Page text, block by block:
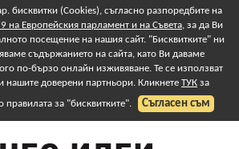
бисквитки (Cookies), съгласно разпоредбите на
на Европейския парламент и на Съвета, за да Ви
посещение на нашия сайт. "Бисквитките" ни
съдържанието на сайта, като Ви даваме
по-бързо онлайн изживяване. Те се използват
нашите доверени партньори. Кликнете ТУК за
за "бисквитките".
Съгласен съм